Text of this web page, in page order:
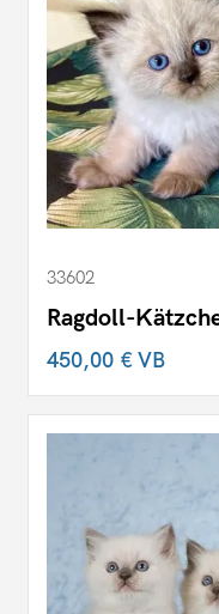
33602
Ragdoll-
450,00 €VB